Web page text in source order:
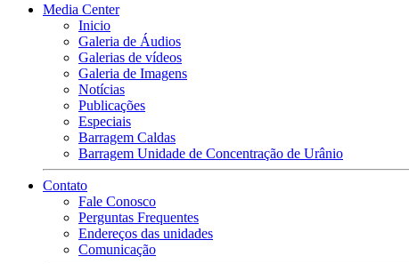
Media Center
Inicio
Galeria de Áudios
Galerias de vídeos
Galeria de Imagens
Notícias
Publicações
Especiais
Barragem Caldas
Barragem Unidade de Concentração de Urânio
Contato
Fale Conosco
Perguntas Frequentes
Endereços das unidades
Comunicação